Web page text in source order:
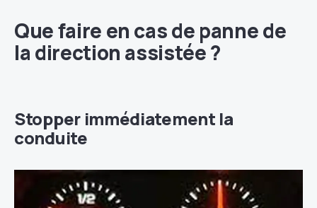
Que faire en cas de panne de
la direction assistée ?
Stopper immédiatement la
conduite